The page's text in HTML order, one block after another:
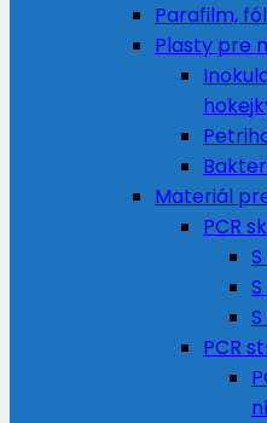
Parafilm,
Plasty pre
Materiál
PCR
PCR